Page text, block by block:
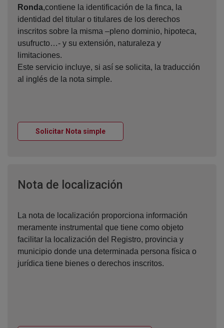
Ronda,contiene la identificación de la finca, la
identidad del titular o titulares de los derechos
inscritos sobre la misma –pleno dominio, hipoteca,
usufructo…- y su extensión, naturaleza y
limitaciones.
Este servicio incluye, si así se solicita, la traducción
al inglés de la nota simple.
Solicitar Nota simpleVentana nueva
Nota de localización
La nota de localización proporciona información
meramente instrumental que tiene como objeto
facilitar la localización del Registro, provincia y
municipio donde una determinada persona física o
jurídica tiene bienes o derechos inscritos.